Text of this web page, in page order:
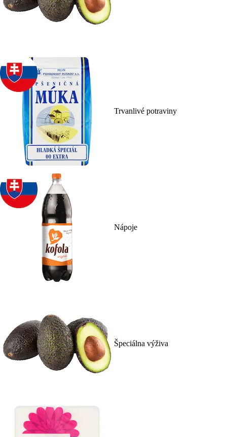
Trvanlivé potraviny
Nápoje
Špeciálna výživa